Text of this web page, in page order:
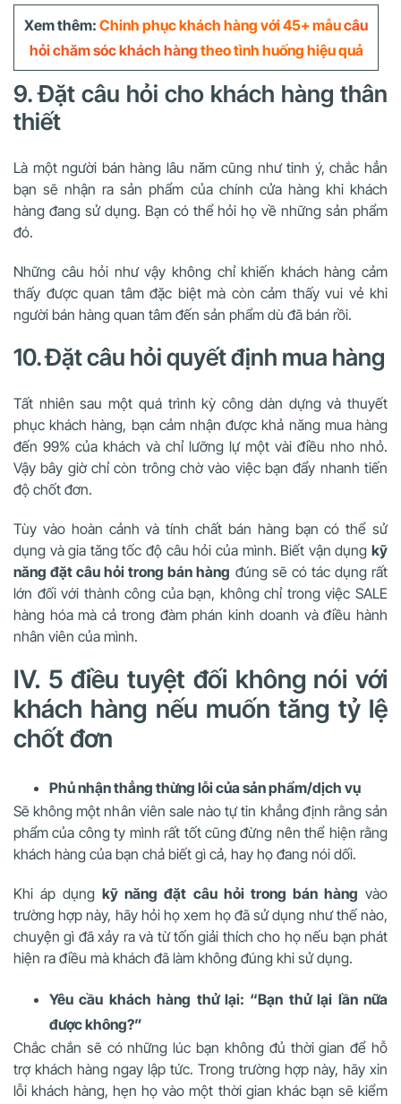
Xem thêm: Chinh phục khách hàng với 45+ mẫucâu
hỏi chăm sóc khách hàng theo tình huống hiệu quả
9. Đặt câu hỏi cho khách hàng thân
thiết
Là một người bán hàng lâu năm cũng như tinh ý, chắc hẳn
bạn sẽ nhận ra sản phẩm của chính cửa hàng khi khách
hàng đang sử dụng. Bạn có thể hỏi họ về những sản phẩm
đó.
Những câu hỏi như vậy không chỉ khiến khách hàng cảm
thấy được quan tâm đặc biệt mà còn cảm thấy vui vẻ khi
người bán hàng quan tâm đến sản phẩm dù đã bán rồi.
10. Đặt câu hỏi quyết định mua hàng
Tất nhiên sau một quá trình kỳ công dàn dựng và thuyết
phục khách hàng, bạn cảm nhận được khả năng mua hàng
đến 99% của khách và chỉ lưỡng lự một vài điều nho nhỏ.
Vậy bây giờ chỉ còn trông chờ vào việc bạn đẩy nhanh tiến
độ chốt đơn.
Tùy vào hoàn cảnh và tính chất bán hàng bạn có thể sử
dụng và gia tăng tốc độ câu hỏi của mình. Biết vận dụng kỹ
năng đặt câu hỏi trong bán hàng đúng sẽ có tác dụng rất
lớn đối với thành công của bạn, không chỉ trong việc SALE
hàng hóa mà cả trong đàm phán kinh doanh và điều hành
nhân viên của mình.
IV. 5 điều tuyệt đối không nói với
khách hàng nếu muốn tăng tỷ lệ
chốt đơn
Phủ nhận thẳng thừng lỗi của sản phẩm/dịch vụ
Sẽ không một nhân viên sale nào tự tin khẳng định rằng sản
phẩm của công ty mình rất tốt cũng đừng nên thể hiện rằng
khách hàng của bạn chả biết gì cả, hay họ đang nói dối.
Khi áp dụngkỹ năng đặt câu hỏi trong bán hàng vào
trường hợp này, hãy hỏi họ xem họ đã sử dụng như thế nào,
chuyện gì đã xảy ra và từ tốn giải thích cho họ nếu bạn phát
hiện ra điều mà khách đã làm không đúng khi sử dụng.
Yêu cầu khách hàng thử lại: “Bạn thử lại lần nữa
được không?”
Chắc chắn sẽ có những lúc bạn không đủ thời gian để hỗ
trợ khách hàng ngay lập tức. Trong trường hợp này, hãy xin
lỗi khách hàng, hẹn họ vào một thời gian khác bạn sẽ kiểm